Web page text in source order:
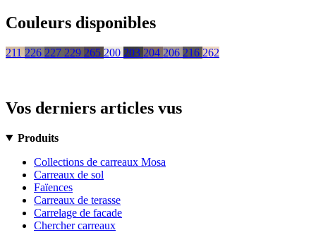
Couleurs disponibles
211 226 227 229 265 200 203 204 206 216 262
Vos derniers articles vus
Produits
Collections de carreaux Mosa
Carreaux de sol
Faïences
Carreaux de terasse
Carrelage de facade
Chercher carreaux